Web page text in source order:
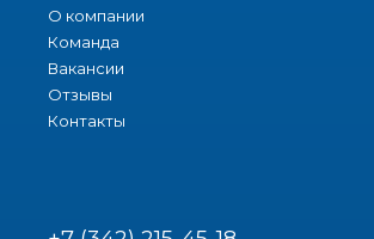
О компании
Команда
Вакансии
Отзывы
Контакты